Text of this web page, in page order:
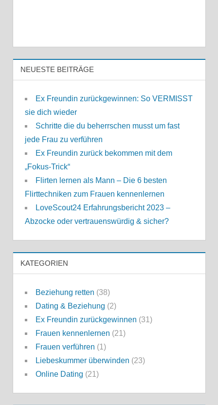
NEUESTE BEITRÄGE
Ex Freundin zurückgewinnen: So VERMISST
sie dich wieder
Schritte die du beherrschen musst um fast
jede Frau zu verführen
Ex Freundin zurück bekommen mit dem
„Fokus-Trick“
Flirten lernen als Mann – Die 6 besten
Flirttechniken zum Frauen kennenlernen
LoveScout24 Erfahrungsbericht 2023 –
Abzocke oder vertrauenswürdig & sicher?
KATEGORIEN
Beziehung retten (38)
Dating & Beziehung (2)
Ex Freundin zurückgewinnen (31)
Frauen kennenlernen (21)
Frauen verführen (1)
Liebeskummer überwinden (23)
Online Dating (21)